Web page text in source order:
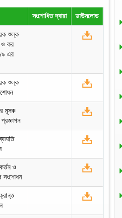
সংশোধিত দ্বারা ডাউনলোড
শুল্ক
ও কর
এর
শুল্ক
মূসক
ও
সংশোধন